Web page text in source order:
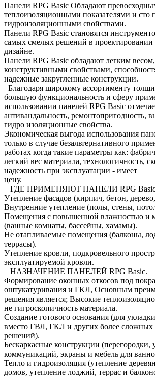
Панели RPG Basic Обладают
теплоизоляционными показателями и сто
гидроизоляционными
Панели RPG Basic становятся
самых смелых решений в проектировании
Панели RPG Basic обладают легким
конструктивными свойствами,
надежные закругленные
Благодаря широкому ассортименту
большую функциональность и сферу
использовании панелей RPG Basic
антивандальность, ремонтопригодность,
гидро изоляционные свойства.
Экономическая выгода использования
только в случае безальтернативного
работах когда такие параметры как:
легкий вес материала, технологичность,
надежность при эксплуатации - имеет
цену.
ГДЕ ПРИМЕНЯЮТ ПАНЕЛИ RPG
Утепление фасадов (кирпич, бетон,
Внутренние утепление (полы, стены,
Помещения с повышенной влажностью и
(ванные комнаты, бассейны,
Не отапливаемые помещения (балконы,
террасы).
Утепление кровли, подкровельного
эксплуатируемой кровли.
НАЗНАЧЕНИЕ ПАНЕЛЕЙ RPG
Формирование оконных откосов под
оштукатуривания и ГКЛ, Основным
решения является; Высокие
не гигроскопичность материала.
Создание готового основания (для
вместо ГВЛ, ГКЛ и других более
решений).
Бескаркасные конструкции (перегородки,
коммуникаций, экраны и мебель для
Тепло и гидроизоляция (утепление
домов, утепление лоджий, террас и